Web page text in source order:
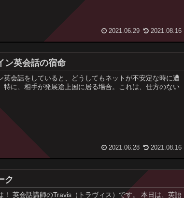
2021.06.29 2021.08.16
ン英会話の宿命
英会話をしていると、どうしてもネットが不安定な時に遭
特に、相手が発展途上国に居る場合。これは、仕方のない
2021.06.28 2021.08.16
ク
！ 英会話講師のTravis（トラヴィス）です。 本日は、英語